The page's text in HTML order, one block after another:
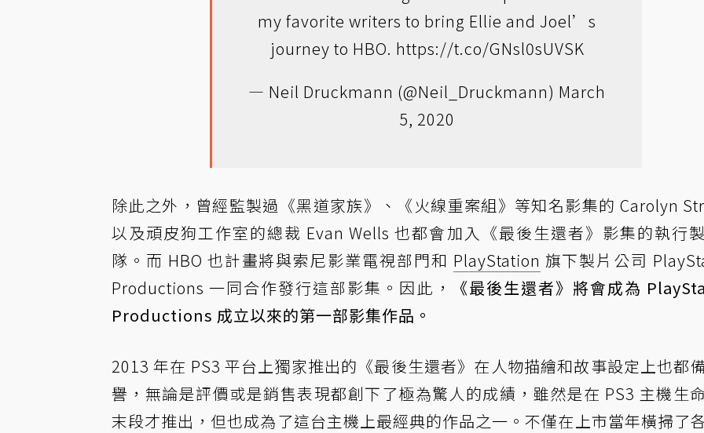
my favorite writers to bring Ellie and Joel’s
journey to HBO. https://t.co/GNsl0sUVSK
— Neil Druckmann (@Neil_Druckmann) March
5, 2020
除此之外，曾經監製過《黑道家族》、《火線重案組》等知名影集的 Carolyn
以及頑皮狗工作室的總裁 Evan Wells 也都會加入《最後生還者》影集的執行
隊。而 HBO 也計畫將與索尼影業電視部門和 PlayStation 旗下製片公司
Productions 一同合作發行這部影集。因此，
《最後生還者》將會成為
Productions 成立以來的第一部影集作品。
2013 年在 PS3 平台上獨家推出的《最後生還者》在人物描繪和故事設定上也都
譽，無論是評價或是銷售表現都創下了極為驚人的成績，雖然是在 PS3 主機生
末段才推出，但也成為了這台主機上最經典的作品之一。不僅在上市當年橫掃了